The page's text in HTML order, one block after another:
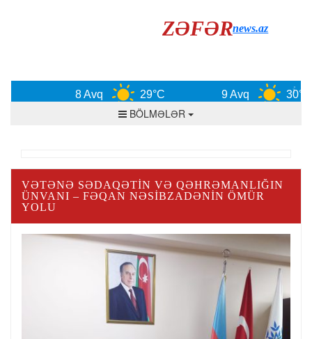
ZƏFƏRnews.az
8 Avq 29°C 9 Avq 30°C
BÖLMƏLƏR
VƏTƏNƏ SƏDAQƏTIN VƏ QƏHRƏMANLIĞIN
ÜNVANI – FƏQAN NƏSIBZADƏNIN ÖMÜR
YOLU